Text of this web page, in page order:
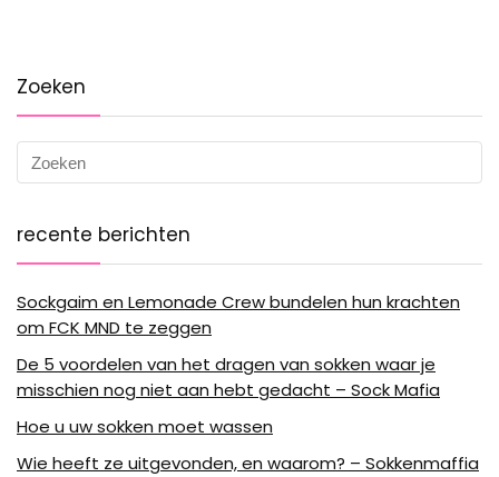
Zoeken
recente berichten
Sockgaim en Lemonade Crew bundelen hun krachten
om FCK MND te zeggen
De 5 voordelen van het dragen van sokken waar je
misschien nog niet aan hebt gedacht – Sock Mafia
Hoe u uw sokken moet wassen
Wie heeft ze uitgevonden, en waarom? – Sokkenmaffia